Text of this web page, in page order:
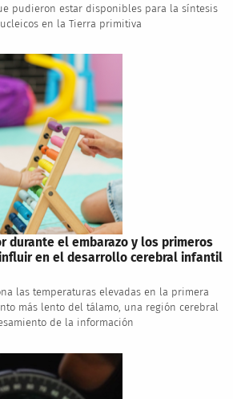
pudieron estar disponibles para la síntesis
en la Tierra primitiva
durante el embarazo y los primeros
en el desarrollo cerebral infantil
las temperaturas elevadas en la primera
más lento del tálamo, una región cerebral
de la información